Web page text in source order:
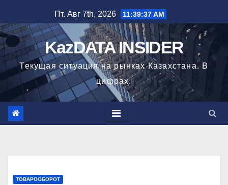
к
содержимому
Пт. Авг 7th, 2026 11:39:38 AM
KazDATA INSIDER
Текущая ситуация на рынках Казахстана. В
цифрах.
ТОВАРООБОРОТ